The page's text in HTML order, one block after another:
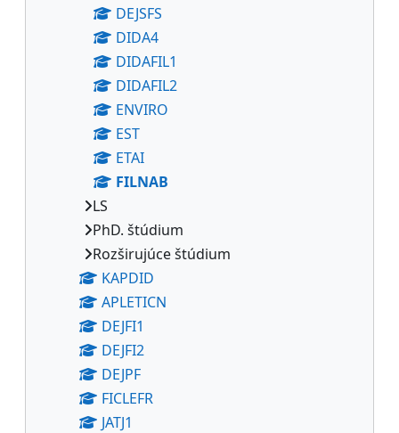
DEJSFS
DIDA4
DIDAFIL1
DIDAFIL2
ENVIRO
EST
ETAI
FILNAB
LS
PhD. štúdium
Rozširujúce štúdium
KAPDID
APLETICN
DEJFI1
DEJFI2
DEJPF
FICLEFR
JATJ1